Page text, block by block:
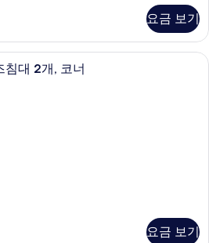
요금 보기
책상, 노트북 작업 공간, 다리미/다리
침대 2개, 코너
요금 보기